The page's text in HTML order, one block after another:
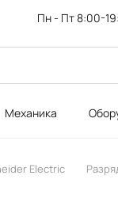
Пн - Пт 8:00-
Механика
Electric